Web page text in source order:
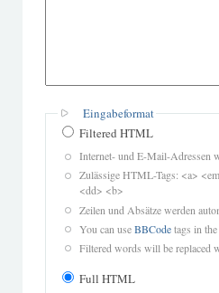
Eingabeformat
Filtered HTML
Internet- und E-Mail-Adressen
Zulässige HTML-Tags: <a>
<dd> <b>
Zeilen und Absätze werden
You can useBBCodetags in
Filtered words will be replaced
Full HTML